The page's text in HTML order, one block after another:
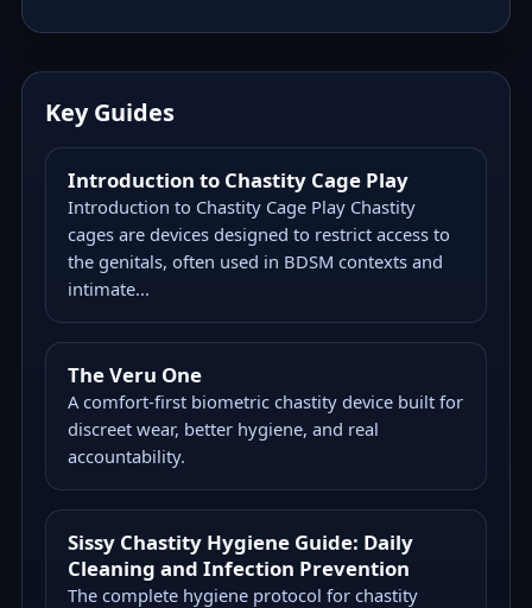
Key Guides
Introduction to Chastity Cage Play
Introduction to Chastity Cage Play Chastity
cages are devices designed to restrict access to
the genitals, often used in BDSM contexts and
intimate...
The Veru One
A comfort-first biometric chastity device built for
discreet wear, better hygiene, and real
accountability.
Sissy Chastity Hygiene Guide: Daily
Cleaning and Infection Prevention
The complete hygiene protocol for chastity